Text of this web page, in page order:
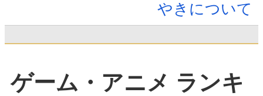
やきについて
ゲーム・アニメ ランキ